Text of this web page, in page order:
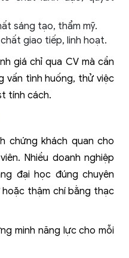
sáng tạo, thẩm mỹ.
giao tiếp, linh hoạt.
giá chỉ qua CV mà cần
vấn tình huống, thử việc
tính cách.
chứng khách quan cho
Nhiều doanh nghiệp
đại học đúng chuyên
thậm chí bằng thạc
minh năng lực cho mỗi